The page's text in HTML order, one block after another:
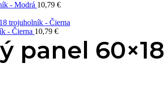
- Modrá 10,79 €
- Čierna 10,79 €
panel